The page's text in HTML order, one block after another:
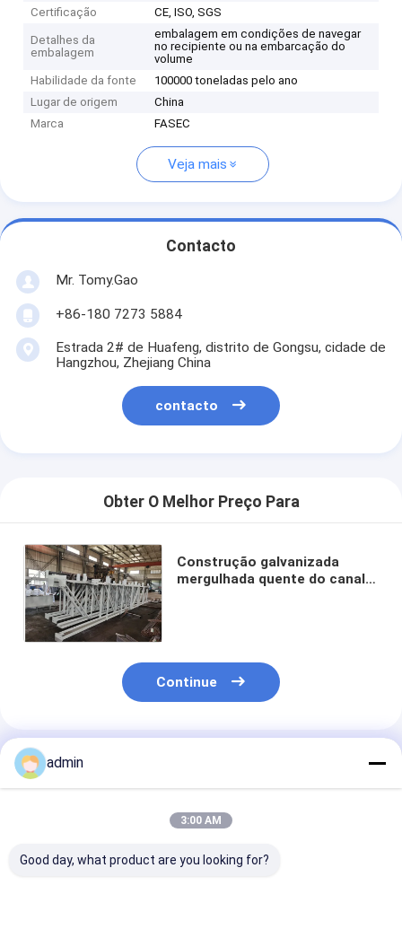
Certificação
CE, ISO, SGS
Detalhes da
embalagem
embalagem em condições de navegar
no recipiente ou na embarcação do
volume
Habilidade da fonte
100000 toneladas pelo ano
Lugar de origem
China
Marca
FASEC
Veja mais
Contacto
Mr. Tomy.Gao
+86-180 7273 5884
Estrada 2# de Huafeng, distrito de Gongsu, cidade de
Hangzhou, Zhejiang China
contacto
Obter O Melhor Preço Para
Construção galvanizada
mergulhada quente do canal
Continue
Produtos Recomendados
admin
3:00 AM
Good day, what product are you looking for?